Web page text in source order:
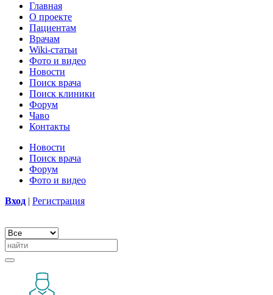
Главная
О проекте
Пациентам
Врачам
Wiki-статьи
Фото и видео
Новости
Поиск врача
Поиск клиники
Форум
Чаво
Контакты
Новости
Поиск врача
Форум
Фото и видео
Вход | Регистрация